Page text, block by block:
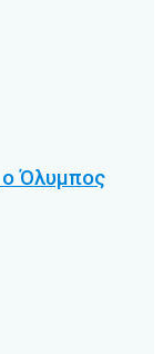
ο Όλυμπος